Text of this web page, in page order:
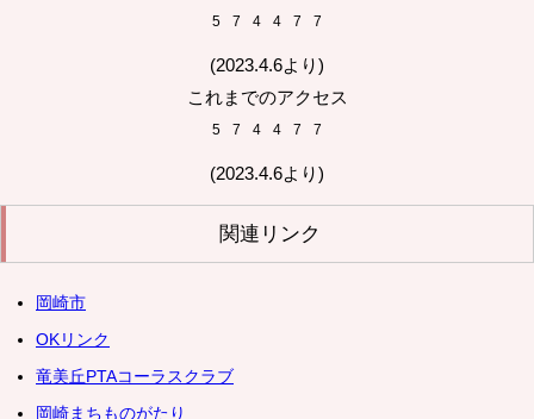
5 7 4 4 7 7
(2023.4.6より)
これまでのアクセス
5 7 4 4 7 7
(2023.4.6より)
関連リンク
岡崎市
OKリンク
竜美丘PTAコーラスクラブ
岡崎まちものがたり